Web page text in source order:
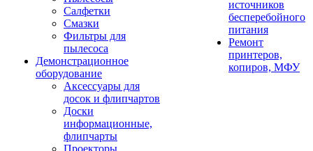
Салфетки
Смазки
Фильтры для
пылесоса
Демонстрационное
оборудование
Аксессуары для
досок и флипчартов
Доски
информационные,
флипчарты
Проекторы
источников
бесперебойного
питания
Ремонт
принтеров,
копиров, МФУ